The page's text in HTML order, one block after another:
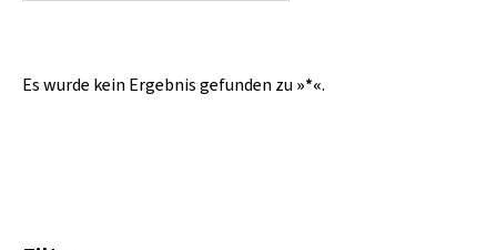
Es wurde kein Ergebnis gefunden zu »*«.